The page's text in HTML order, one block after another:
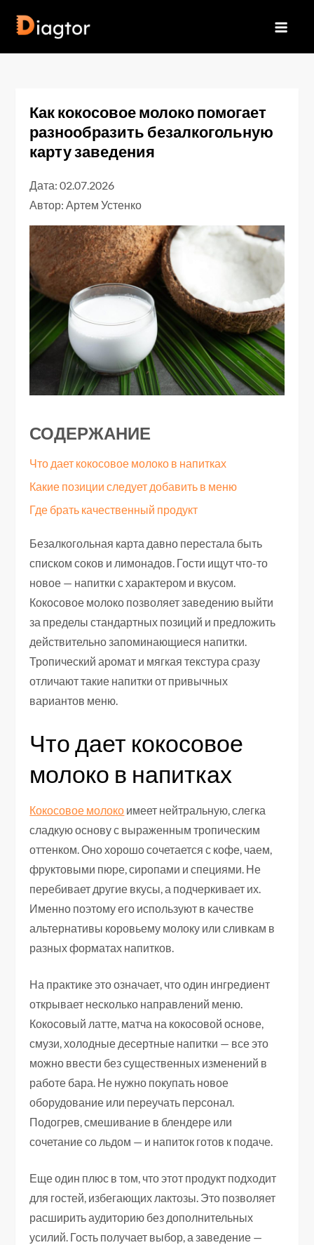
Как кокосовое молоко помогает
разнообразить безалкогольную
карту заведения
Дата: 02.07.2026
Автор:Артем Устенко
СОДЕРЖАНИЕ
Что дает кокосовое молоко в напитках
Какие позиции следует добавить в меню
Где брать качественный продукт
Безалкогольная карта давно перестала быть
списком соков и лимонадов. Гости ищут что-то
новое — напитки с характером и вкусом.
Кокосовое молоко позволяет заведению выйти
за пределы стандартных позиций и предложить
действительно запоминающиеся напитки.
Тропический аромат и мягкая текстура сразу
отличают такие напитки от привычных
вариантов меню.
Что дает кокосовое
молоко в напитках
Кокосовое молоко имеет нейтральную, слегка
сладкую основу с выраженным тропическим
оттенком. Оно хорошо сочетается с кофе, чаем,
фруктовыми пюре, сиропами и специями. Не
перебивает другие вкусы, а подчеркивает их.
Именно поэтому его используют в качестве
альтернативы коровьему молоку или сливкам в
разных форматах напитков.
На практике это означает, что один ингредиент
открывает несколько направлений меню.
Кокосовый латте, матча на кокосовой основе,
смузи, холодные десертные напитки — все это
можно ввести без существенных изменений в
работе бара. Не нужно покупать новое
оборудование или переучать персонал.
Подогрев, смешивание в блендере или
сочетание со льдом — и напиток готов к подаче.
Еще один плюс в том, что этот продукт подходит
для гостей, избегающих лактозы. Это позволяет
расширить аудиторию без дополнительных
усилий. Гость получает выбор, а заведение —